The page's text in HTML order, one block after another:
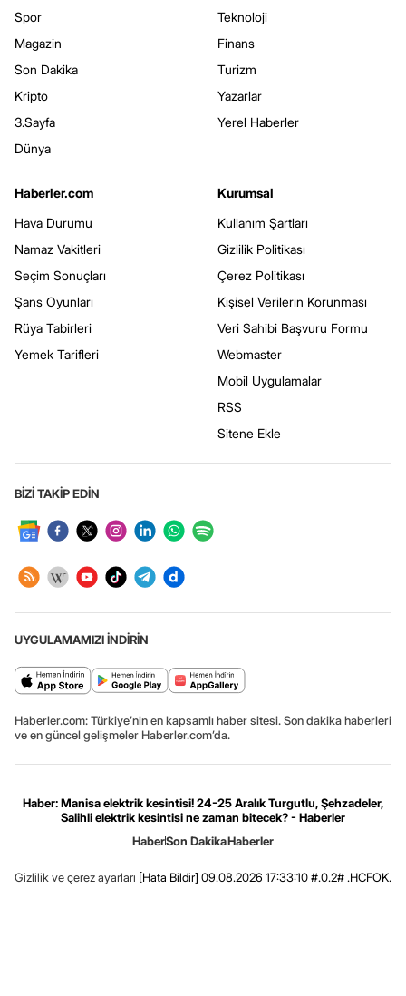
Spor
Magazin
Son Dakika
Kripto
3.Sayfa
Dünya
Teknoloji
Finans
Turizm
Yazarlar
Yerel Haberler
Haberler.com
Hava Durumu
Namaz Vakitleri
Seçim Sonuçları
Şans Oyunları
Rüya Tabirleri
Yemek Tarifleri
Kurumsal
Kullanım Şartları
Gizlilik Politikası
Çerez Politikası
Kişisel Verilerin Korunması
Veri Sahibi Başvuru Formu
Webmaster
Mobil Uygulamalar
RSS
Sitene Ekle
BİZİ TAKİP EDİN
UYGULAMAMIZI İNDİRİN
Haberler.com: Türkiye’nin en kapsamlı haber sitesi. Son dakika haberleri
ve en güncel gelişmeler Haberler.com’da.
Haber: Manisa elektrik kesintisi! 24-25 Aralık Turgutlu, Şehzadeler,
Salihli elektrik kesintisi ne zaman bitecek? - Haberler
HaberSon DakikaHaberler
Gizlilik ve çerez ayarları [Hata Bildir] 09.08.2026 17:33:10 #.0.2# .HCFOK.